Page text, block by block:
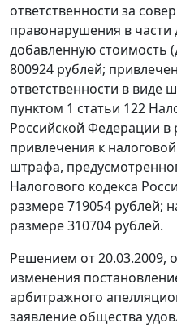
ответственности за
правонарушения в части
добавленную стоимость
800924 рублей;
ответственности в виде
пунктом 1 статьи 122
Российской Федерации в
привлечения к
штрафа,
Налогового кодекса
размере 719054 рублей;
размере 310704 рублей.
Решением от 20.03.2009,
изменения
арбитражного
заявление общества